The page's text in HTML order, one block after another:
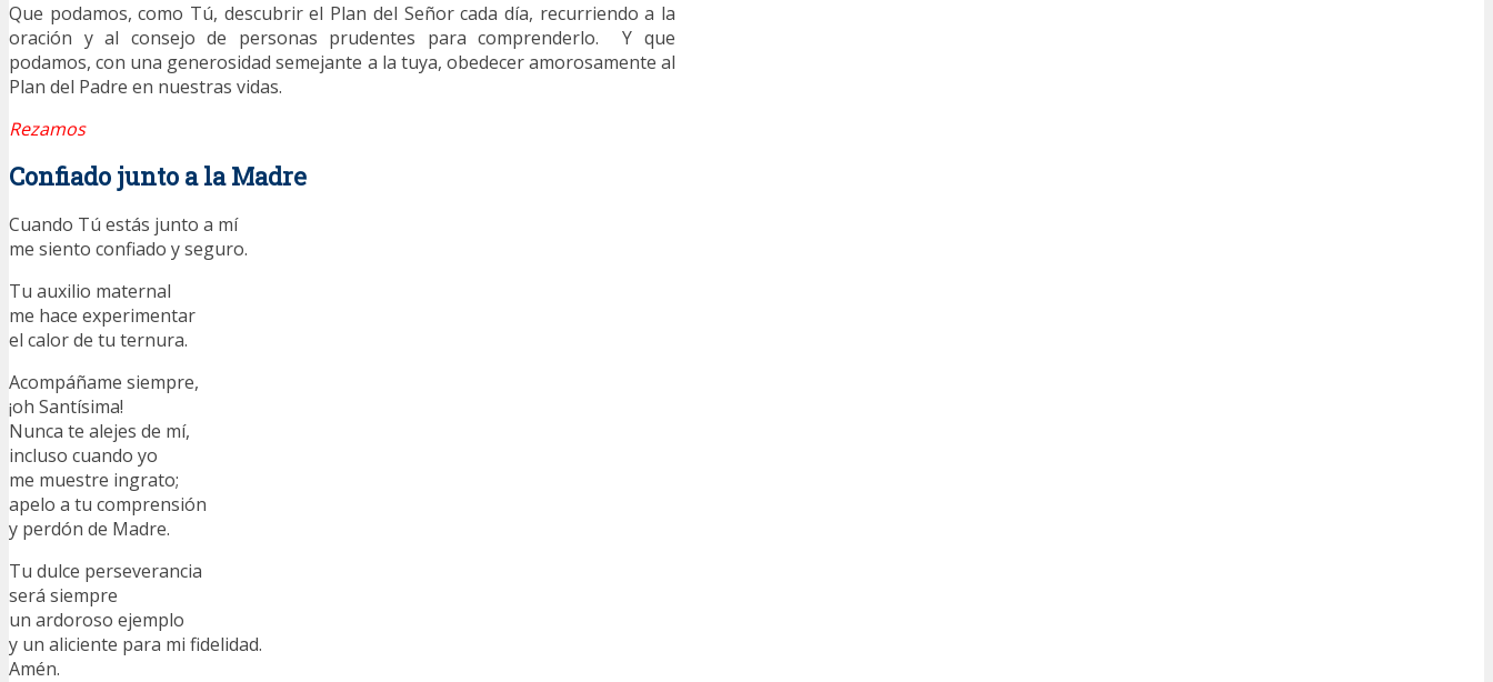
Que podamos, como Tú, descubrir el Plan del Señor cada día, recurriendo a la
oración y al consejo de personas prudentes para comprenderlo. Y que
podamos, con una generosidad semejante a la tuya, obedecer amorosamente al
Plan del Padre en nuestras vidas.
Rezamos
Confiado junto a la Madre
Cuando Tú estás junto a mí
me siento confiado y seguro.
Tu auxilio maternal
me hace experimentar
el calor de tu ternura.
Acompáñame siempre,
¡oh Santísima!
Nunca te alejes de mí,
incluso cuando yo
me muestre ingrato;
apelo a tu comprensión
y perdón de Madre.
Tu dulce perseverancia
será siempre
un ardoroso ejemplo
y un aliciente para mi fidelidad.
Amén.